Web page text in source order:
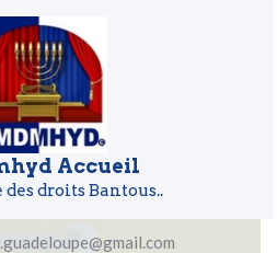
Accueil
des droits Bantous..